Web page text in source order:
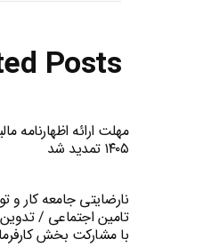
Posts
مهلت ارائه اظهارنامه
۱۴۰۵ تمدید شد
نارضایتی جامعه کار و
تامین اجتماعی /
با مشارکت بخش